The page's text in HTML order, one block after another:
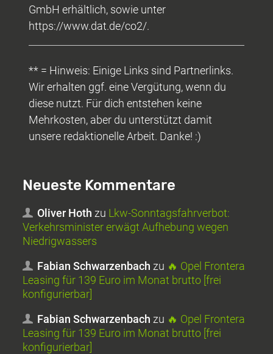
GmbH erhältlich, sowie unter
https://www.dat.de/co2/.
** = Hinweis: Einige Links sind Partnerlinks.
Wir erhalten ggf. eine Vergütung, wenn du
diese nutzt. Für dich entstehen keine
Mehrkosten, aber du unterstützt damit
unsere redaktionelle Arbeit. Danke! :)
Neueste Kommentare
Oliver Hoth zu Lkw-Sonntagsfahrverbot:
Verkehrsminister erwägt Aufhebung wegen
Niedrigwassers
Fabian Schwarzenbach zu 🔥 Opel Frontera
Leasing für 139 Euro im Monat brutto [frei
konfigurierbar]
Fabian Schwarzenbach zu 🔥 Opel Frontera
Leasing für 139 Euro im Monat brutto [frei
konfigurierbar]